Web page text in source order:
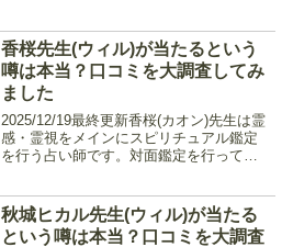
コミが多く、結果はハッキリ伝えつつも
きちんとフォロ...
香桜先生(ウィル)が当たるという
噂は本当？口コミを大調査してみ
ました
2025/12/19最終更新香桜(カオン)先生は霊
感・霊視をメインにスピリチュアル鑑定
を行う占い師です。対面鑑定を行ってい
てくれつつも相手の気持ちや現状、この
先の流れを...
秋城ヒカル先生(ウィル)が当たる
という噂は本当？口コミを大調査